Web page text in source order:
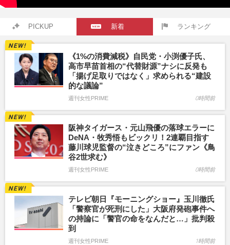
PICKUP 新着 ランキング
《1%の消費減税》自民党・小渕優子氏、
高市早苗首相の“代替財源”ナシに反発も
「揚げ足取りではなく」求められる“建設
的な議論”
週刊女性PRIME 0時間前
阪神タイガース・元山飛優の落球エラーに
DeNA・牧秀悟もビックリ！2連覇目指す
藤川球児監督の“泣きどころ”にファン《鳥
谷2世求む》
週刊女性PRIME 0時間前
テレビ朝日『モーニングショー』玉川徹氏
「警察官が死刑にした」大阪府発砲事件へ
の持論に「警官の命をなんだと…」批判殺
到
週刊女性PRIME 1時間前